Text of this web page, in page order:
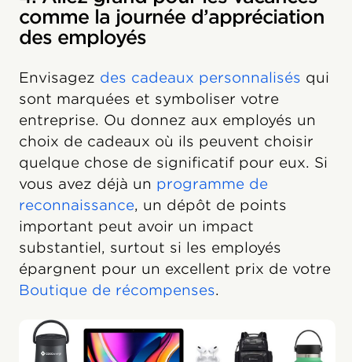
comme la journée d’appréciation
des employés
Envisagez des cadeaux personnalisés qui
sont marquées et symboliser votre
entreprise. Ou donnez aux employés un
choix de cadeaux où ils peuvent choisir
quelque chose de significatif pour eux. Si
vous avez déjà un programme de
reconnaissance, un dépôt de points
important peut avoir un impact
substantiel, surtout si les employés
épargnent pour un excellent prix de votre
Boutique de récompenses.